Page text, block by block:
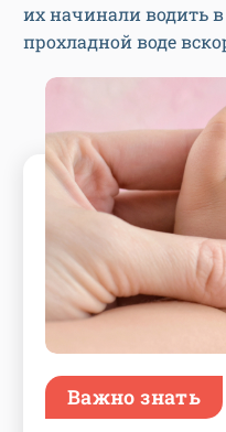
их начинали водить
прохладной воде
Важно знать